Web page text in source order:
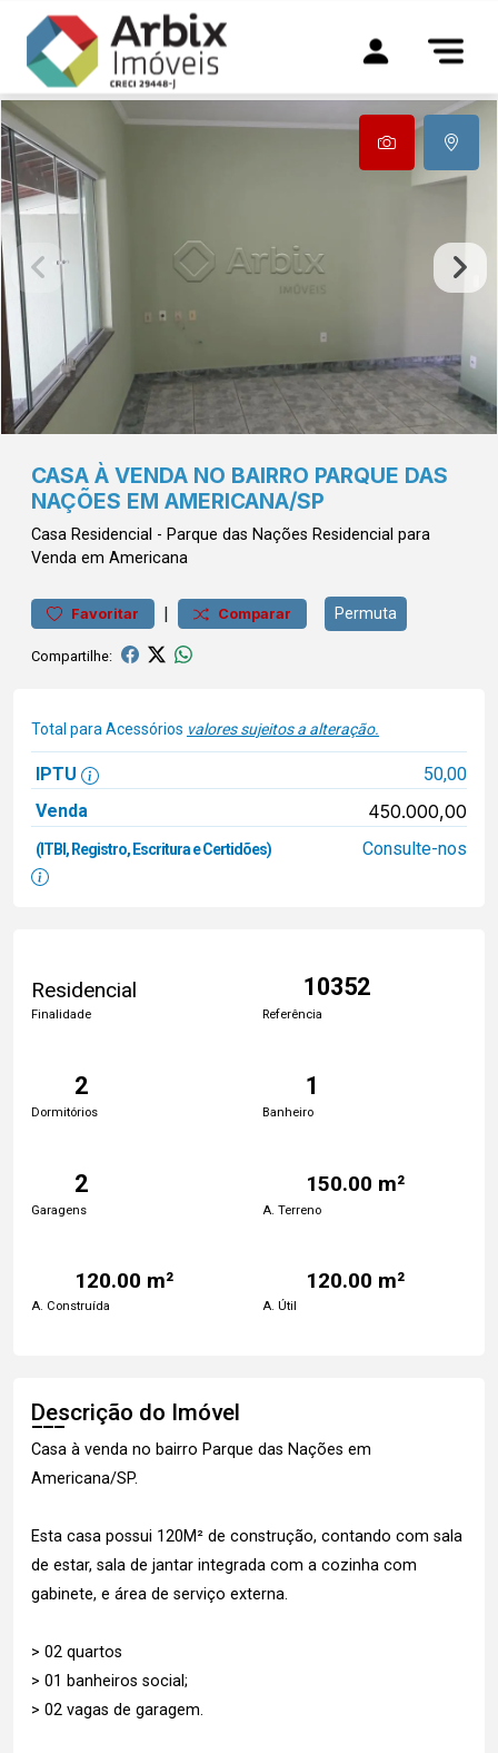
CASA À VENDA NO BAIRRO PARQUE DAS
NAÇÕES EM AMERICANA/SP
Casa Residencial - Parque das Nações Residencial para
Venda em Americana
Favoritar | Comparar Permuta
Compartilhe:
Total para Acessórios valores sujeitos a alteração.
IPTU
50,00
Venda
450.000,00
(ITBI, Registro, Escritura e Certidões) Consulte-nos
Residencial
Finalidade
10352
Referência
2
Dormitórios
1
Banheiro
2
Garagens
150.00 m²
A. Terreno
120.00 m²
A. Construída
120.00 m²
A. Útil
Descrição do Imóvel
Casa à venda no bairro Parque das Nações em
Americana/SP.
Esta casa possui 120M² de construção, contando com sala
de estar, sala de jantar integrada com a cozinha com
gabinete, e área de serviço externa.
> 02 quartos
> 01 banheiros social;
> 02 vagas de garagem.